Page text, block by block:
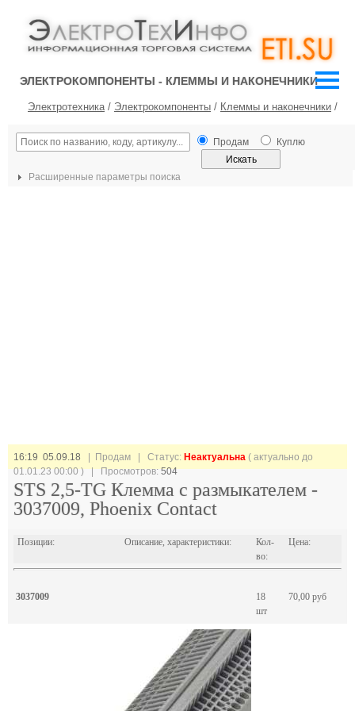
ЭЛЕКТРОКОМПОНЕНТЫ - КЛЕММЫ И НАКОНЕЧНИКИ
Электротехника/ Электрокомпоненты / Клеммы и наконечники /
Продам Куплю
Расширенные параметры поиска
16:19 05.09.18 | Продам | Статус: Неактуальна ( актуально до
01.01.23 00:00 ) | Просмотров:504
STS 2,5-TG Клемма с размыкателем -
3037009, Phoenix Contact
Позиции: Описание, характеристики:
Кол-
во:
Цена:
3037009
18
шт
70,00 руб